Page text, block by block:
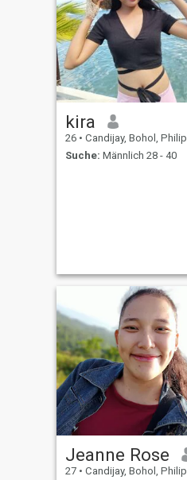
kira
26 • Candijay, Bohol, Philippinen
Suche: Männlich 28 - 40
Jeanne Rose
27 • Candijay, Bohol, Philippinen